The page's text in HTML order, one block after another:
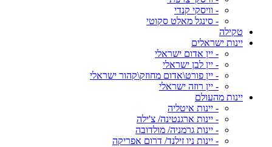
- וויסקי קנדי
- סינגל מאלט סקוטי
טקילה
יינות ישראלים
- יין אדום ישראלי
- יין לבן ישראלי
- יין פורט\אדום מחוזק\קהור ישראלי
- יין רוזה ישראלי
יינות מהעולם
- יינות איטליה
- יינות ארגנטינה/ צ'ילה
- יינות גרמניה/ מולדובה
- יינות ניו זילנד/ דרום אפריקה